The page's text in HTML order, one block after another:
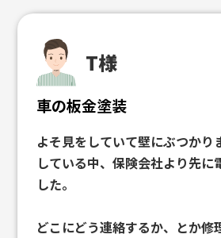
に対応して頂くことができ、信
この度は本当にありがとうござ
T様
車の板金塗装
よそ見をしていて壁にぶつかり
している中、保険会社より先に
した。
どこにどう連絡するか、とか修